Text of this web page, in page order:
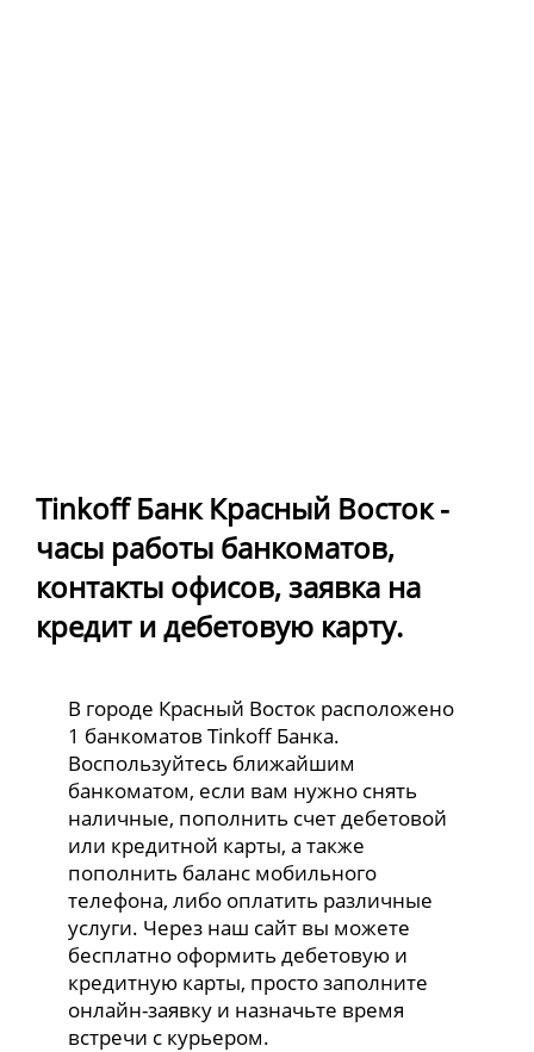
Tinkoff Банк Красный Восток -
часы работы банкоматов,
контакты офисов, заявка на
кредит и дебетовую карту.
В городе Красный Восток расположено
1 банкоматов Tinkoff Банка.
Воспользуйтесь ближайшим
банкоматом, если вам нужно снять
наличные, пополнить счет дебетовой
или кредитной карты, а также
пополнить баланс мобильного
телефона, либо оплатить различные
услуги. Через наш сайт вы можете
бесплатно оформить дебетовую и
кредитную карты, просто заполните
онлайн-заявку и назначьте время
встречи с курьером.